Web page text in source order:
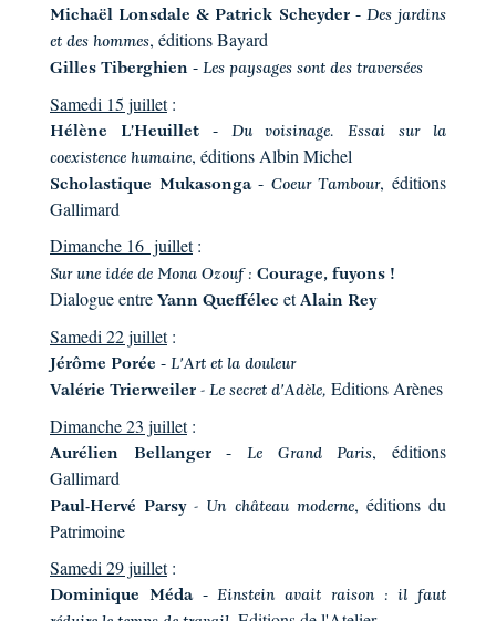
Michaël Lonsdale & Patrick Scheyder- Des jardins
et des hommes, éditions Bayard
Gilles Tiberghien - Les paysages sont des traversées
Samedi 15 juillet:
Hélène L'Heuillet-Du voisinage. Essai sur la
coexistence humaine, éditions Albin Michel
Scholastique Mukasonga- Coeur Tambour, éditions
Gallimard
Dimanche 16 juillet:
Sur une idée de Mona Ozouf : Courage, fuyons !
Dialogue entre Yann Queffélec etAlain Rey
Samedi 22 juillet:
Jérôme Porée - L'Art et la douleur
Valérie Trierweiler - Le secret d'Adèle, Editions Arènes
Dimanche 23 juillet:
Aurélien Bellanger- Le Grand Paris, éditions
Gallimard
Paul-Hervé Parsy- Un château moderne, éditions du
Patrimoine
Samedi 29 juillet:
Dominique Méda- Einstein avait raison : il faut